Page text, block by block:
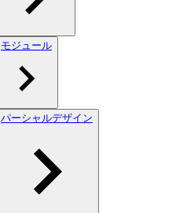
モジュール
パーシャルデザイン